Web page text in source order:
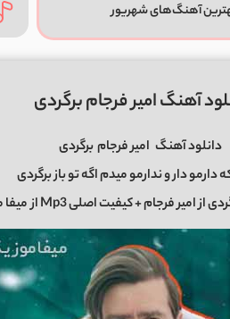
آهنگ‌های شهریور
آهنگ امیر فرجام برگردی
دانلود آهنگ امیر فرجامبرگردی
دار و ندارمو میدم اگه تو باز برگردی
ازامیر فرجام+ کیفیت اصلی Mp3 از